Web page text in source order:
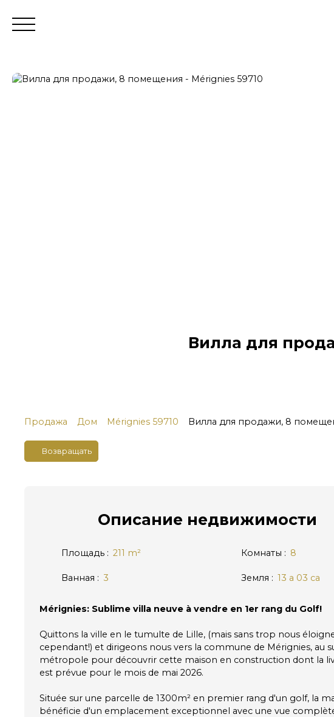
Транзакция
Вилла для
Продажа Дом Mérignies 59710 Вилла для продажи, 8
Возвращать
Описание недвижимости
Площадь : 211 m² Комнаты : 8
Ванная : 3 Земля : 13 a 03 ca
Mérignies: Sublime villa neuve à vendre en 1er rang du Golf!
Quittons la ville en le tumulte de Lille, (mais sans trop nous
cependant!) et dirigeons nous vers la commune de Mérignies, au
métropole pour découvrir cette maison en construction dont la
est prévue pour le mois de mai 2026.
Située sur une parcelle de 1300m² en premier rang d'un golf, la
bénéficie d'un emplacement exceptionnel avec une vue